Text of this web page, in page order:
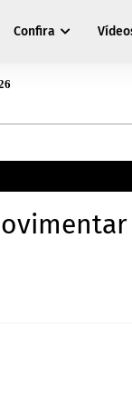
Confira